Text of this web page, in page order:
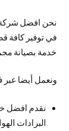
نحن افضل شركة
في توفير كافة
خدمة بصيانة
ونعمل أيضا عبر
نقدم افضل
البرادات